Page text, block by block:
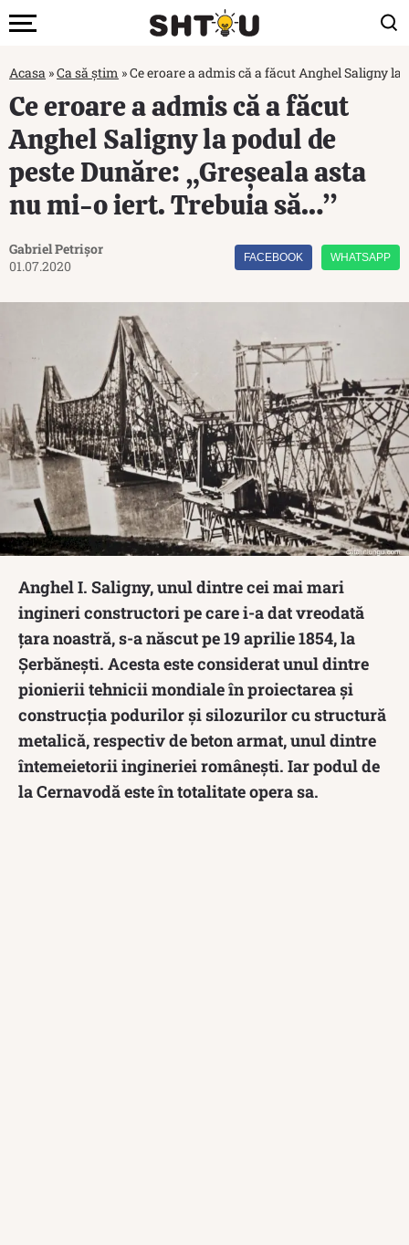
Acasa »Ca să știm »Ce eroare a admis că a făcut Anghel Saligny la
Ce eroare a admis că a făcut
Anghel Saligny la podul de
peste Dunăre: „Greșeala asta
nu mi-o iert. Trebuia să…”
Gabriel Petrișor
01.07.2020
FACEBOOK WHATSAPP
Anghel I. Saligny, unul dintre cei mai mari
ingineri constructori pe care i-a dat vreodată
țara noastră, s-a născut pe 19 aprilie 1854, la
Șerbănești. Acesta este considerat unul dintre
pionierii tehnicii mondiale în proiectarea și
construcția podurilor și silozurilor cu structură
metalică, respectiv de beton armat, unul dintre
întemeietorii ingineriei românești. Iar podul de
la Cernavodă este în totalitate opera sa.